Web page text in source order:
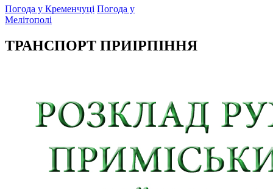
Погода у Кременчуці Погода у
Мелітополі
ТРАНСПОРТ ПРИІРПІННЯ